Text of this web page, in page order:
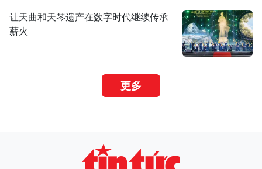
让天曲和天琴遗产在数字时代继续传承
薪火
更多